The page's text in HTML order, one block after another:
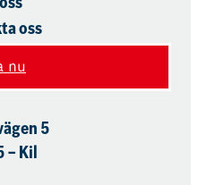
oss
nu
5
– Kil